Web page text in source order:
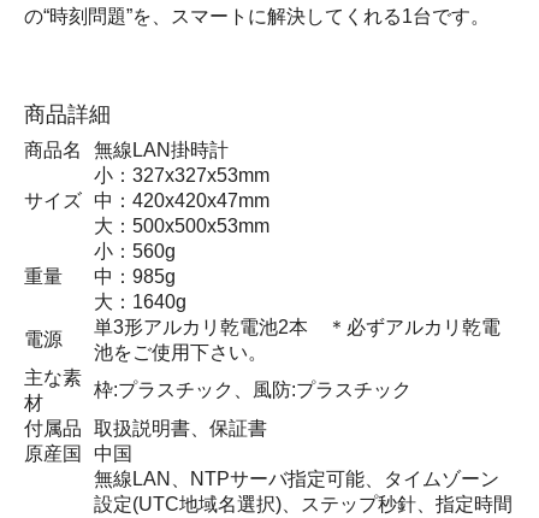
の“時刻問題”を、スマートに解決してくれる1台です。
商品詳細
商品名 無線LAN掛時計
サイズ
小：327x327x53mm
中：420x420x47mm
大：500x500x53mm
重量
小：560g
中：985g
大：1640g
電源
単3形アルカリ乾電池2本 ＊必ずアルカリ乾電
池をご使用下さい。
主な素
材
枠:プラスチック、風防:プラスチック
付属品
取扱説明書、保証書
原産国
中国
無線LAN、NTPサーバ指定可能、タイムゾーン
設定(UTC地域名選択)、ステップ秒針、指定時間